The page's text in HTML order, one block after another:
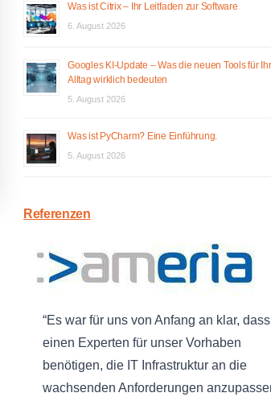
Was ist Citrix – Ihr Leitfaden zur Software
6. August 2026
Googles KI-Update – Was die neuen Tools für
Alltag wirklich bedeuten
5. August 2026
Was ist PyCharm? Eine Einführung.
5. August 2026
Referenzen
Es war für uns von Anfang an klar,
einen Experten für unser Vorhaben
benötigen, die IT Infrastruktur an die
wachsenden Anforderungen